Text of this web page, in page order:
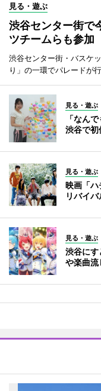
見る・遊ぶ
渋谷センター街
ツチームらも参加
渋谷センター街・バスケ
り」の一環でパレードが行
見る・遊ぶ
「なん
渋谷で初
見る・遊ぶ
映画「ハ
リバイ
見る・遊ぶ
渋谷に
や楽曲流